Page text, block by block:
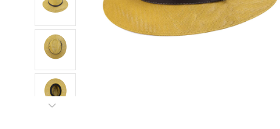
Joyería y relojes
Juegos y juguetes
Libros, revistas y comics
Películas, series de tv y música
Otras categorías
Bebidas
Súpermercado